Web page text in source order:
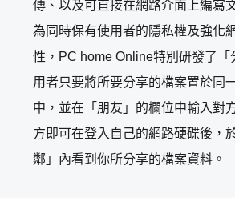
傳、以及可直接在網路介面上編寫
為同時保有使用者的隱私權及強化
性，PC home Online特別研發了「
用者只要將所要分享的檔案置於同
中，並在「朋友」的欄位中輸入對
方即可在登入自己的網路硬碟後，
鄰」內看到你所分享的檔案資料。